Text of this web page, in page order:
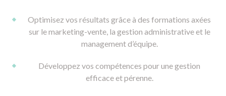
Optimisez vos résultats grâce à des formations axées
sur le marketing-vente, la gestion administrative et le
management d’équipe.
Développez vos compétences pour une gestion
efficace et pérenne.